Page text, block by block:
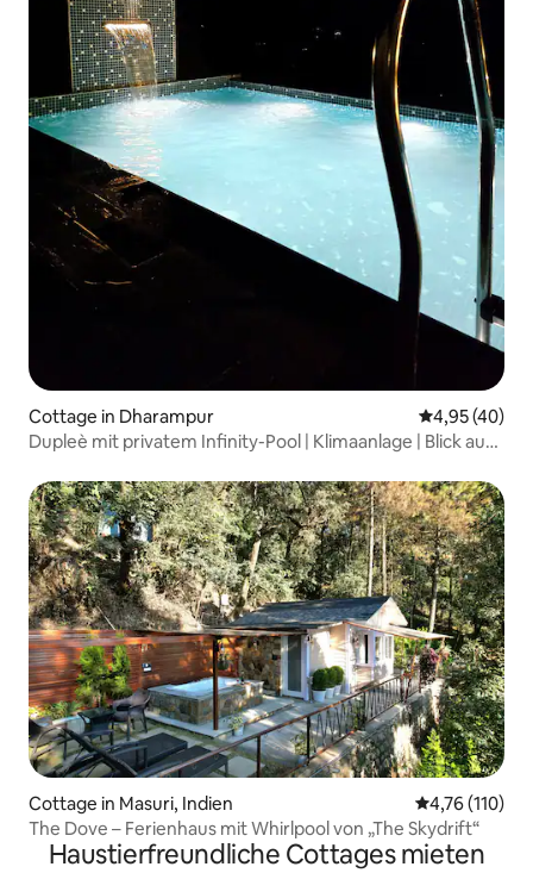
Cottage in Dharampur
4,95 (40)
Dupleè mit privatem Infinity-Pool | Klimaanlage | Blick auf
Cottage in Masuri, Indien
4,76 (110)
The Dove – Ferienhaus mit Whirlpool von „The Skydrift“
Haustierfreundliche Cottages mieten